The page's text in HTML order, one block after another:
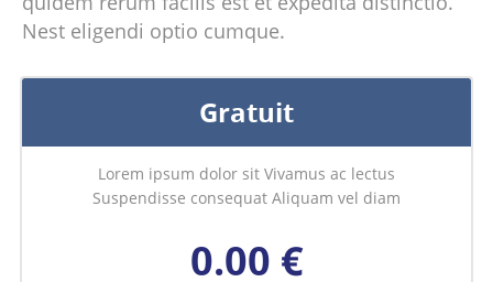
Nest eligendi optio cumque.
Gratuit
Lorem ipsum dolor sit Vivamus ac lectus
Suspendisse consequat Aliquam vel diam
0.00 €